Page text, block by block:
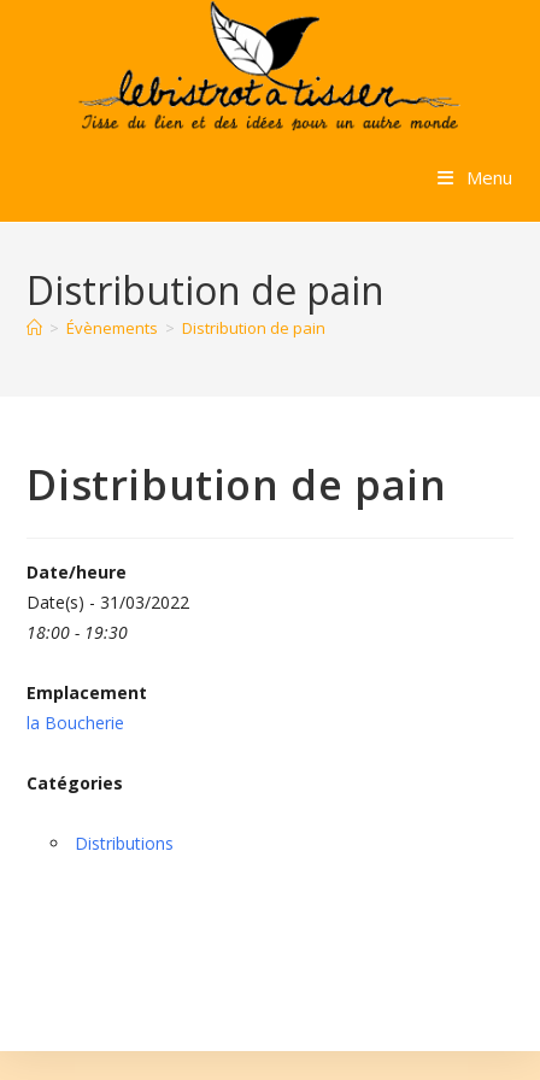
Menu
Distribution de pain
> Évènements > Distribution de pain
Distribution de pain
Date/heure
Date(s) - 31/03/2022
18:00 - 19:30
Emplacement
la Boucherie
Catégories
Distributions